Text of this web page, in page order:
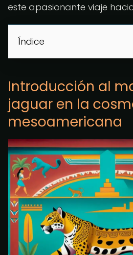
este apasionante viaje
Índice
Introducción al
jaguar en la
mesoamericana